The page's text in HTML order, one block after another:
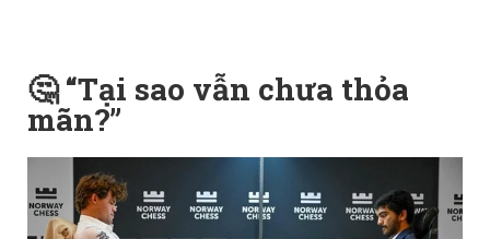
🤔 “Tại sao vẫn chưa thỏa
mãn?”